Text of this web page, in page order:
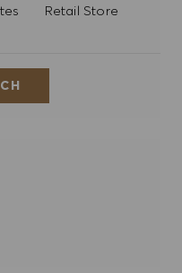
Kategorie
Retail Store
teilen
teilen